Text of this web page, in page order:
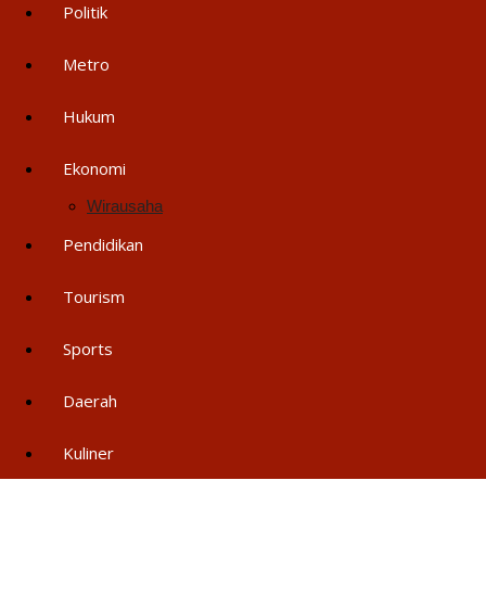
Politik
Metro
Hukum
Ekonomi
Wirausaha
Pendidikan
Tourism
Sports
Daerah
Kuliner